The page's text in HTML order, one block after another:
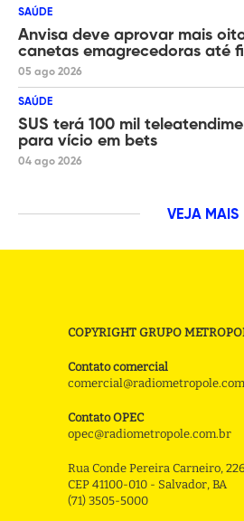
SAÚDE
Anvisa deve aprovar mais
canetas emagrecedoras até
05 ago 2026
SAÚDE
SUS terá 100 mil
para vício em bets
04 ago 2026
VEJA MAIS
COPYRIGHT GRUPO
Contato comercial
Contato OPEC
opec@radiometropole.com.br
Rua Conde Pereira Carneiro,
CEP 41100-010 - Salvador, BA
(71) 3505-5000